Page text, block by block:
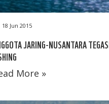
18 Jun 2015
JARING-NUSANTARA
More »